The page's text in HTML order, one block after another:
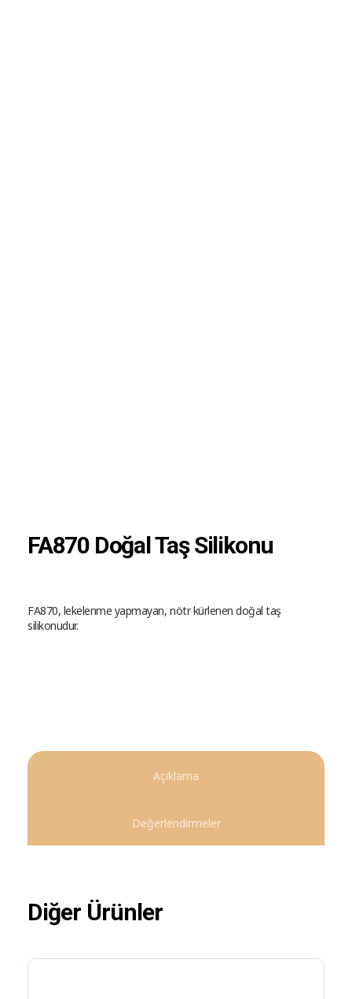
FA870 Doğal Taş Silikonu
FA870, lekelenme yapmayan, nötr kürlenen doğal taş
silikonudur.
Açıklama
Değerlendirmeler
Diğer Ürünler